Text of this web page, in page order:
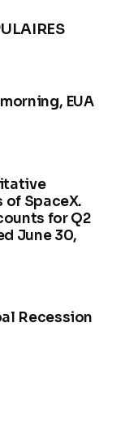
EUA
of SpaceX.
for Q2
June 30,
Recession